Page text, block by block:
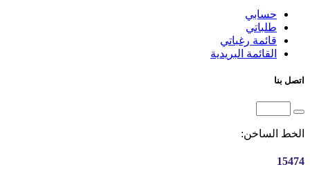
حسابي
طلباتي
قائمة رغباتي
القائمة البريدية
اتصل بنا
الخط الساخن:
15474